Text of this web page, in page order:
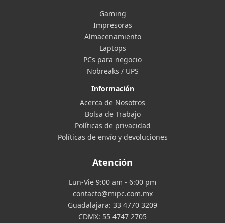
Gaming
Impresoras
Almacenamiento
Laptops
PCs para negocio
Nobreaks / UPS
Información
Acerca de Nosotros
Bolsa de Trabajo
Políticas de privacidad
Políticas de envío y devoluciones
Atención
Lun-Vie 9:00 am - 6:00 pm
contacto@mipc.com.mx
Guadalajara: 33 4770 3209
CDMX: 55 4747 2705